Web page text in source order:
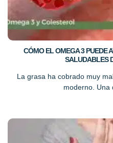
CÓMO EL OMEGA 3 PUEDE
SALUDABLES
La grasa ha cobrado muy
moderno. Una